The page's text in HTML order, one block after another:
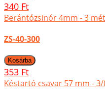
340 Ft
Berántózsinór 4mm - 3
ZS-40-300
353 Ft
Késtartó csavar 57 mm -